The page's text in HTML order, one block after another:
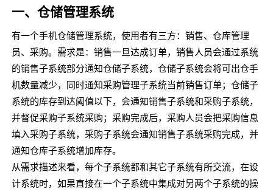
一、仓储管理系统
有一个手机仓储管理系统，使用者有三方：销售、仓库管理
员、采购。需求是：销售一旦达成订单，销售人员会通过系统
的销售子系统部分通知仓储子系统，仓储子系统会将可出仓手
机数量减少，同时通知采购管理子系统当前销售订单；仓储子
系统的库存到达阈值以下，会通知销售子系统和采购子系统，
并督促采购子系统采购；采购完成后，采购人员会把采购信息
填入采购子系统，采购子系统会通知销售子系统采购完成，并
通知仓库子系统增加库存。
从需求描述来看，每个子系统都和其它子系统有所交流，在设
计系统时，如果直接在一个子系统中集成对另两个子系统的操